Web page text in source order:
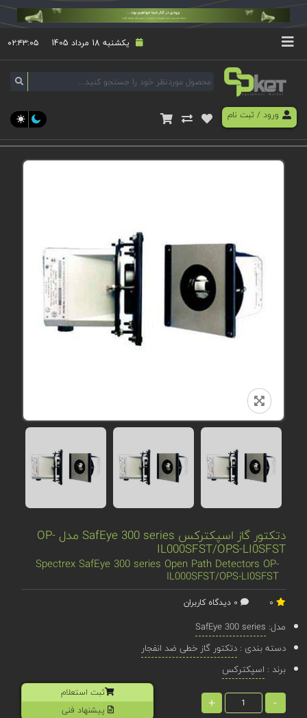
یکشنبه 18 مرداد 1405 ۰۲:۴۳:۰۶
ورود/ ثبت نام
دتکتور گاز اسپکترکس SafEye 300 series مدل OP-
IL000SFST/OPS-LI0SFST
Spectrex SafEye 300 series Open Path Detectors OP-
IL000SFST/OPS-LI0SFST
مدل: SafEye 300 series
دسته بندی :دتکتور گاز خطی ضد انفجار
برند : اسپکترکس
-
+
ثبت استعلام
پیشنهاد فنی